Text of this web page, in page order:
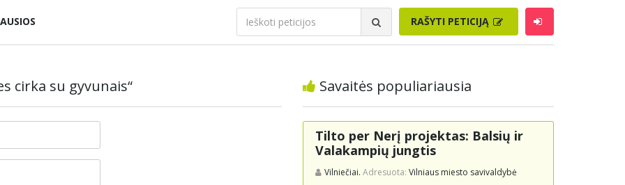
RAŠYTI PETICIJĄ
cirka su gyvunais“ Savaitės populiariausia
Tilto per Nerį projektas: Balsių ir
Valakampių jungtis
Vilniečiai. Adresuota: Vilniaus miesto savivaldybė